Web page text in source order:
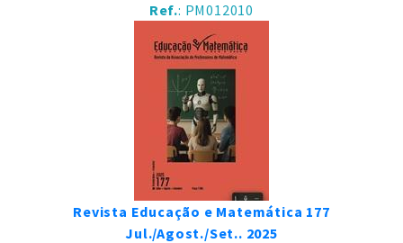
Ref.: PM012010
Revista Educação e Matemática 177
Jul./Agost./Set.. 2025